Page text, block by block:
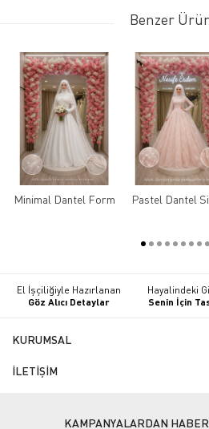
Benzer
Minimal Dantel Form Pastel Dantel
El İşçiliğiyle Hazırlanan
Göz Alıcı Detaylar
Hayalindeki
Senin İçin
KURUMSAL
İLETİŞİM
KAMPANYALARDAN